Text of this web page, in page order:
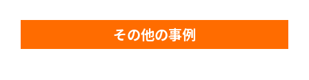
その他の事例